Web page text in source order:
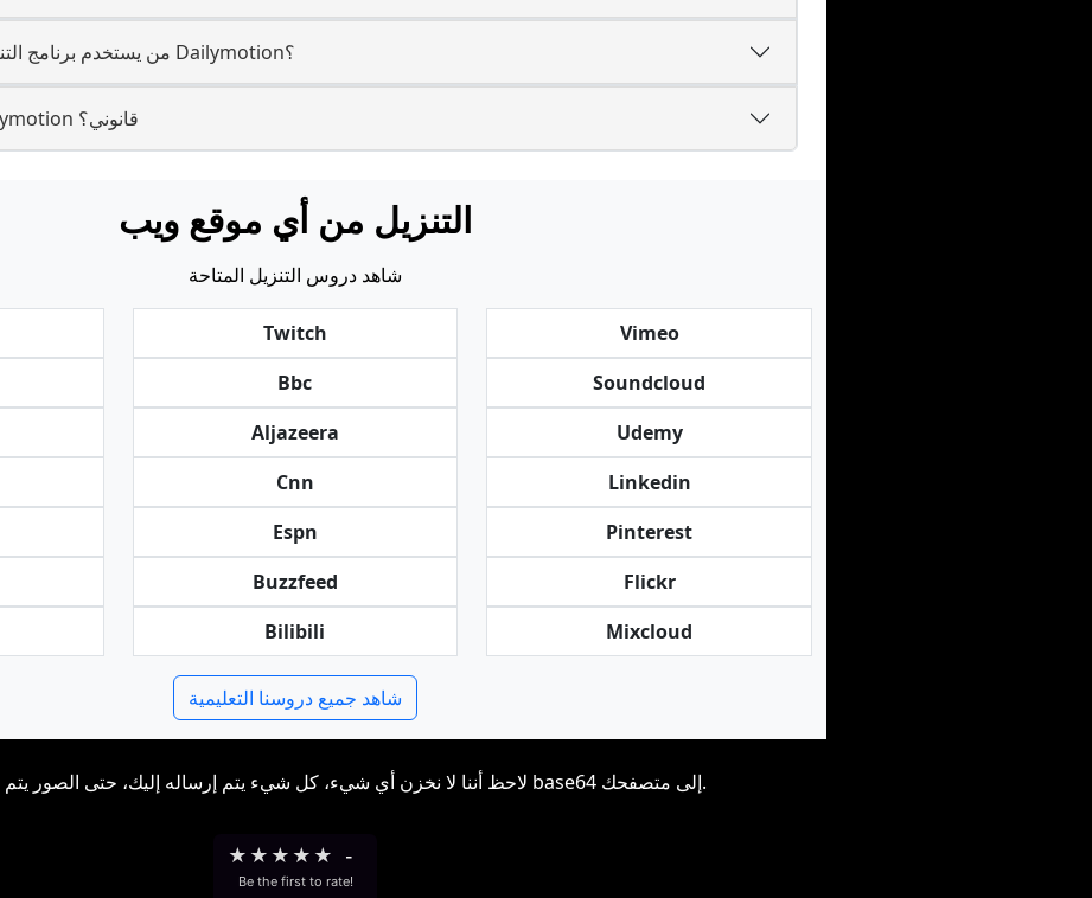
11. من يستخدم برنامج التنزيل لحفظ محتويات Dailymotion؟
12. هل التنزيل من Dailymotion قانوني؟
التنزيل من أي موقع ويب
شاهد دروس التنزيل المتاحة
Twitch
Bbc
Aljazeera
Cnn
Espn
Buzzfeed
Bilibili
Vimeo
Soundcloud
Udemy
Linkedin
Pinterest
Flickr
Mixcloud
شاهد جميع دروسنا التعليمية
لاحظ أننا لا نخزن أي شيء، كل شيء يتم إرساله إليك، حتى الصور يتم إرسالها بتنسيق base64 إلى متصفحك.
★ ★ ★ ★ ★ -
Be the first to rate!